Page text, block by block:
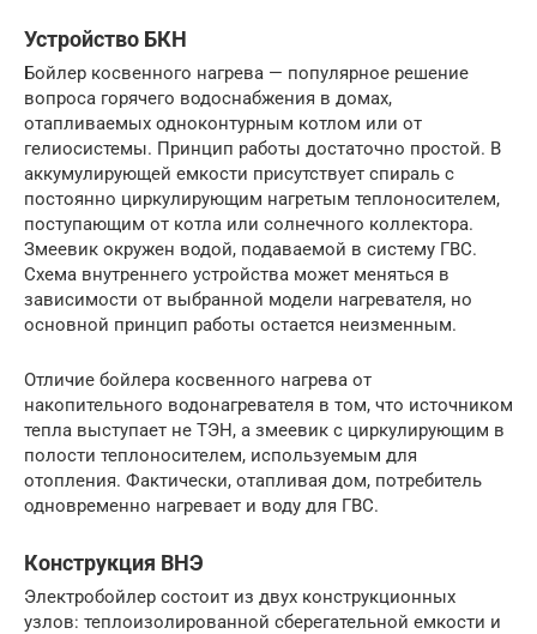
Устройство БКН
Бойлер косвенного нагрева — популярное решение
вопроса горячего водоснабжения в домах,
отапливаемых одноконтурным котлом или от
гелиосистемы. Принцип работы достаточно простой. В
аккумулирующей емкости присутствует спираль с
постоянно циркулирующим нагретым теплоносителем,
поступающим от котла или солнечного коллектора.
Змеевик окружен водой, подаваемой в систему ГВС.
Схема внутреннего устройства может меняться в
зависимости от выбранной модели нагревателя, но
основной принцип работы остается неизменным.
Отличие бойлера косвенного нагрева от
накопительного водонагревателя в том, что источником
тепла выступает не ТЭН, а змеевик с циркулирующим в
полости теплоносителем, используемым для
отопления. Фактически, отапливая дом, потребитель
одновременно нагревает и воду для ГВС.
Конструкция ВНЭ
Электробойлер состоит из двух конструкционных
узлов: теплоизолированной сберегательной емкости и